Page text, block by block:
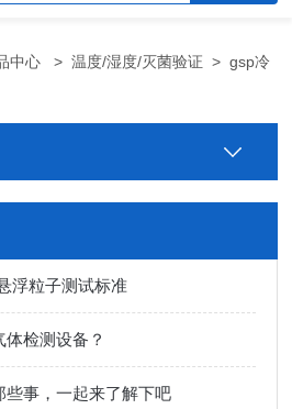
中心 >温度/湿度/灭菌验证 >gsp冷
浮粒子测试标准
检测设备？
些事，一起来了解下吧